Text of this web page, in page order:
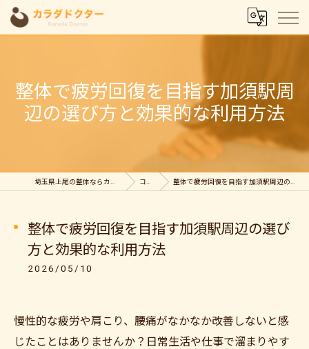
整体で疲労回復を目指す加須駅周
辺の選び方と効果的な利用方法
コラム 整体で疲労回復を目指す加須駅周辺の選び方と効果的な利用方法
整体で疲労回復を目指す加須駅周辺の選び
方と効果的な利用方法
2026/05/10
慢性的な疲労や肩こり、腰痛がなかなか改善しないと感
じたことはありませんか？日常生活や仕事で溜まりやす